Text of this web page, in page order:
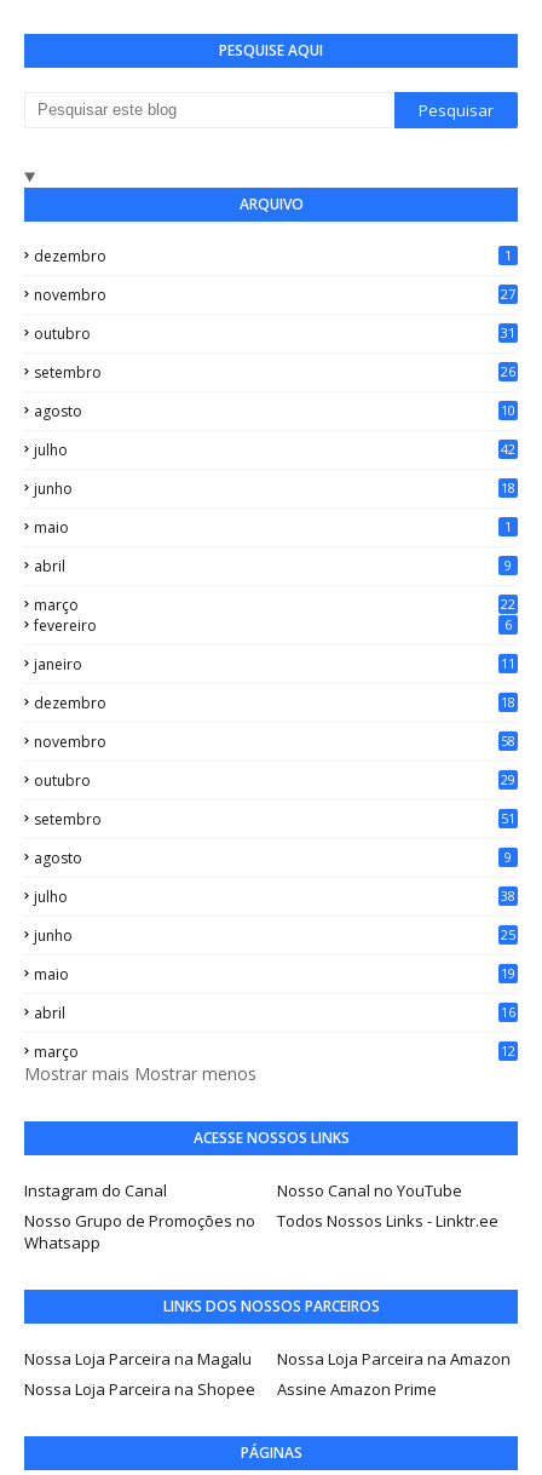
PESQUISE AQUI
ARQUIVO
dezembro 1
novembro 27
outubro 31
setembro 26
agosto 10
julho 42
junho 18
maio 1
abril 9
março 22
fevereiro 6
janeiro 11
dezembro 18
novembro 58
outubro 29
setembro 51
agosto 9
julho 38
junho 25
maio 19
abril 16
março 12
Mostrar mais Mostrar menos
ACESSE NOSSOS LINKS
Instagram do Canal
Nosso Canal no YouTube
Nosso Grupo de Promoções no
Whatsapp
Todos Nossos Links - Linktr.ee
LINKS DOS NOSSOS PARCEIROS
Nossa Loja Parceira na Magalu
Nossa Loja Parceira na Amazon
Nossa Loja Parceira na Shopee
Assine Amazon Prime
PÁGINAS